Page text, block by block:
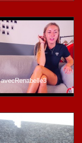
avecRenabelle3